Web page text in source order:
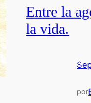
Entre la
la vida.
por